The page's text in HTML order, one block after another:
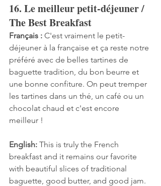
16. Le meilleur petit-déjeuner /
The Best Breakfast
Français : C'est vraiment le petit-
déjeuner à la française et ça reste notre
préféré avec de belles tartines de
baguette tradition, du bon beurre et
une bonne confiture. On peut tremper
les tartines dans un thé, un café ou un
chocolat chaud et c'est encore
meilleur !
English: This is truly the French
breakfast and it remains our favorite
with beautiful slices of traditional
baguette, good butter, and good jam.